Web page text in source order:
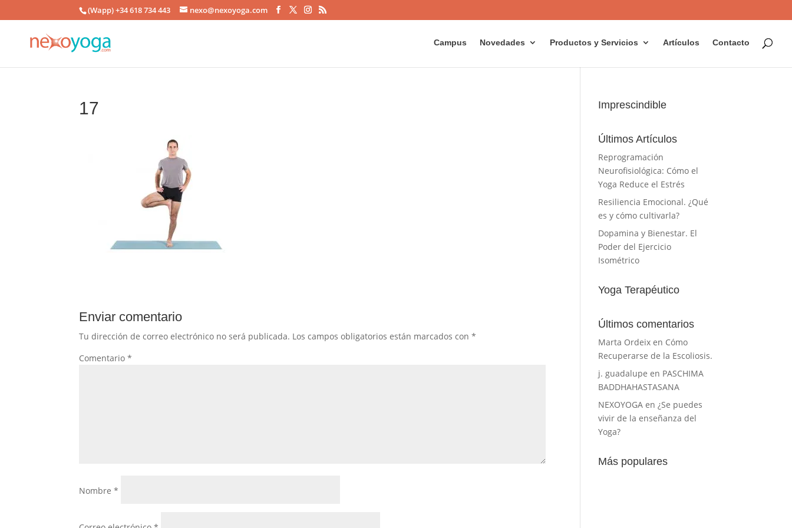
(Wapp) +34 618 734 443 nexo@nexoyoga.com
Campus Novedades Productos y Servicios Artículos Contacto
17
Enviar comentario
Tu dirección de correo electrónico no será publicada. Los campos obligatorios están marcados con*
Comentario*
Nombre*
Imprescindible
Últimos Artículos
Reprogramación
Neurofisiológica: Cómo el
Yoga Reduce el Estrés
Resiliencia Emocional. ¿Qué
es y cómo cultivarla?
Dopamina y Bienestar. El
Poder del Ejercicio
Isométrico
Yoga Terapéutico
Últimos comentarios
Marta Ordeix en Cómo
Recuperarse de la Escoliosis.
j. guadalupe en PASCHIMA
BADDHAHASTASANA
NEXOYOGA en¿Se puedes
vivir de la enseñanza del
Yoga?
Más populares